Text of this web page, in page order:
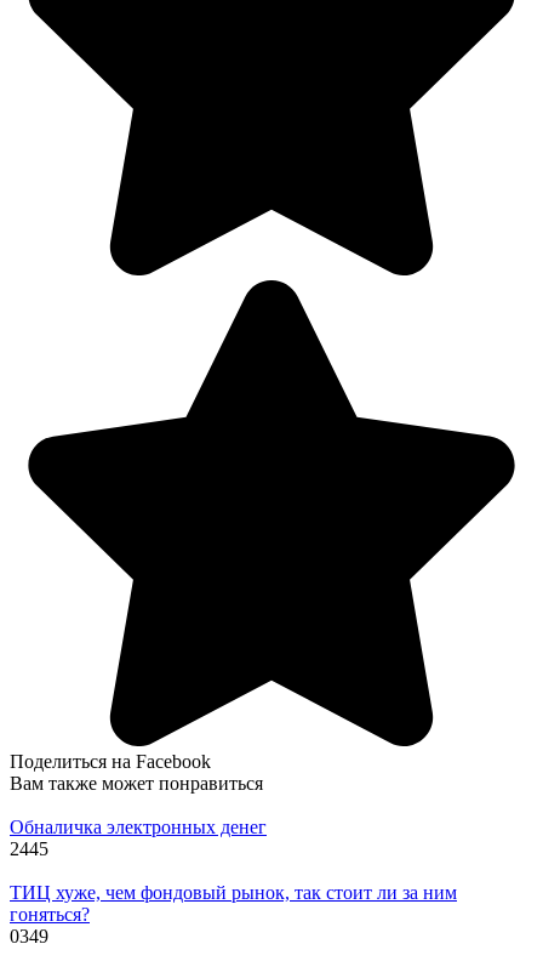
Поделиться на Facebook
Вам также может понравиться
Обналичка электронных денег
2445
ТИЦ хуже, чем фондовый рынок, так стоит ли за ним
гоняться?
0349